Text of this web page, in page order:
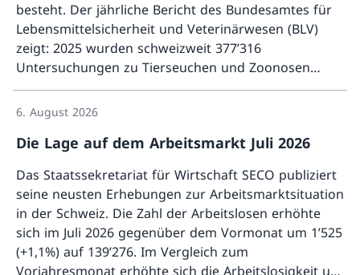
besteht. Der jährliche Bericht des Bundesamtes für
Lebensmittelsicherheit und Veterinärwesen (BLV)
zeigt: 2025 wurden schweizweit 377’316
Untersuchungen zu Tierseuchen und Zoonosen
erfasst. Dabei zeigt sich unter anderem, dass es
weiterhin keine Hinweise auf eine Einschleppung der
Afrikanischen Schweinepest in die Schweiz gibt. Die
Überwachung schützt Tierbestände und trägt dazu
sowie den Handel mit Tieren und Tierprodukten zu
sichern. Gleichzeitig hilft sie Bund und Kantonen,
Risiken früh zu erkennen und im Seuchenfall rasch
zu handeln.
Mehr
6. August 2026
Die Lage auf dem Arbeitsmarkt Juli 2026
Das Staatssekretariat für Wirtschaft SECO publiziert
seine neusten Erhebungen zur Arbeitsmarktsituation
in der Schweiz. Die Zahl der Arbeitslosen erhöhte
sich im Juli 2026 gegenüber dem Vormonat um 1’525
(+1,1%) auf 139’276. Im Vergleich zum
Vorjahresmonat erhöhte sich die Arbeitslosigkeit um